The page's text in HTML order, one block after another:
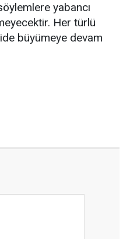
yabancı
Her türlü
büyümeye devam